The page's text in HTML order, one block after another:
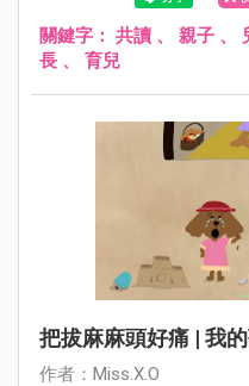
關鍵字： 共讀 、 親子 、
長 、 育兒
把拔麻麻頭好痛 | 我
作者：Miss.X.O